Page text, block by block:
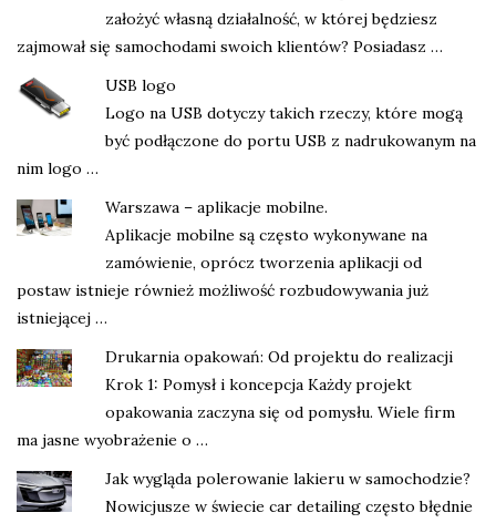
założyć własną działalność, w której będziesz
zajmował się samochodami swoich klientów? Posiadasz …
USB logo
Logo na USB dotyczy takich rzeczy, które mogą
być podłączone do portu USB z nadrukowanym na
nim logo …
Warszawa – aplikacje mobilne.
Aplikacje mobilne są często wykonywane na
zamówienie, oprócz tworzenia aplikacji od
postaw istnieje również możliwość rozbudowywania już
istniejącej …
Drukarnia opakowań: Od projektu do realizacji
Krok 1: Pomysł i koncepcja Każdy projekt
opakowania zaczyna się od pomysłu. Wiele firm
ma jasne wyobrażenie o …
Jak wygląda polerowanie lakieru w samochodzie?
Nowicjusze w świecie car detailing często błędnie